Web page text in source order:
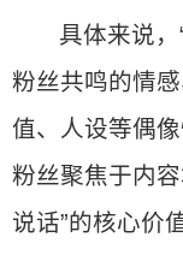
具体来说
粉丝共鸣的情
值、人设等偶
粉丝聚焦于内
说话”的核心价